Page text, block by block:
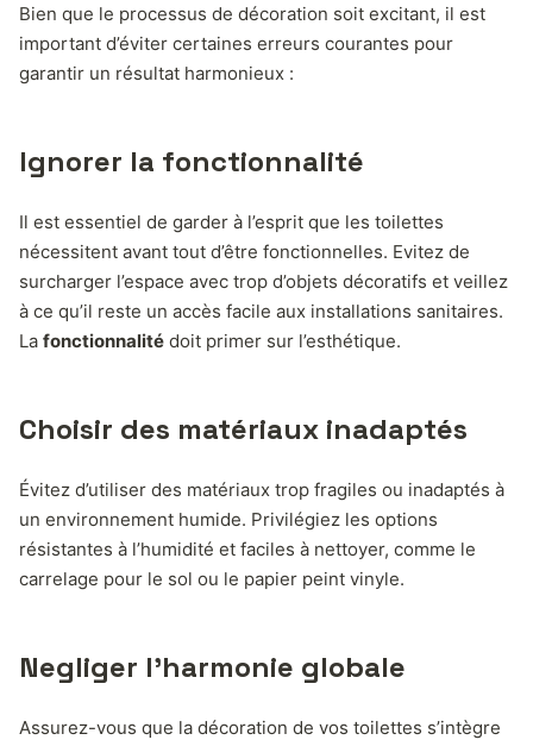
Bien que le processus de décoration soit excitant, il est
important d’éviter certaines erreurs courantes pour
garantir un résultat harmonieux :
Ignorer la fonctionnalité
Il est essentiel de garder à l’esprit que les toilettes
nécessitent avant tout d’être fonctionnelles. Evitez de
surcharger l’espace avec trop d’objets décoratifs et veillez
à ce qu’il reste un accès facile aux installations sanitaires.
La fonctionnalité doit primer sur l’esthétique.
Choisir des matériaux inadaptés
Évitez d’utiliser des matériaux trop fragiles ou inadaptés à
un environnement humide. Privilégiez les options
résistantes à l’humidité et faciles à nettoyer, comme le
carrelage pour le sol ou le papier peint vinyle.
Negliger l’harmonie globale
Assurez-vous que la décoration de vos toilettes s’intègre